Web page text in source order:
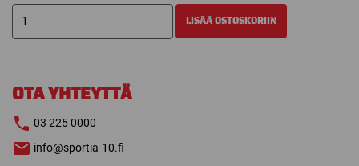
CCM
EROTUOMARIN
LISÄÄ OSTOSKORIIN
OTA YHTEYTTÄ
03 225 0000
info@sportia-10.fi